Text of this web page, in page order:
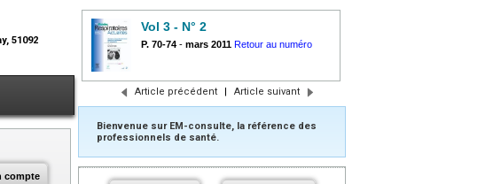
51092
compte
Vol 3 - N° 2
P. 70-74 - mars 2011 Retour au numéro
Article précédent | Article suivant
Bienvenue sur EM-consulte, la référence des
professionnels de santé.